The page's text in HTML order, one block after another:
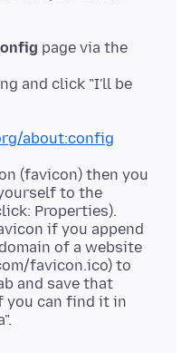
page via the
and click "I'll be
about:config
(favicon) then you
to the
Properties).
if you append
of a website
favicon.ico) to
and save that
you can find it in